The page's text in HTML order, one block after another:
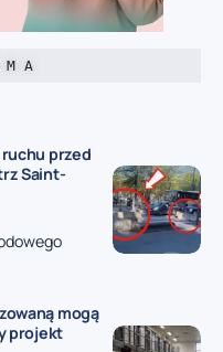
A
przed
Saint-
mogą
projekt